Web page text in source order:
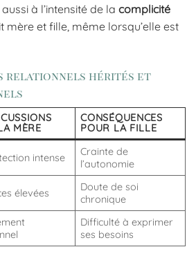
à l’intensité de la complicité
mère et fille, même lorsqu’elle est
relationnels hérités et
MÈRE
CONSÉQUENCES
POUR LA FILLE
intense
Crainte de
l’autonomie
élevées
Doute de soi
chronique
Difficulté à exprimer
ses besoins